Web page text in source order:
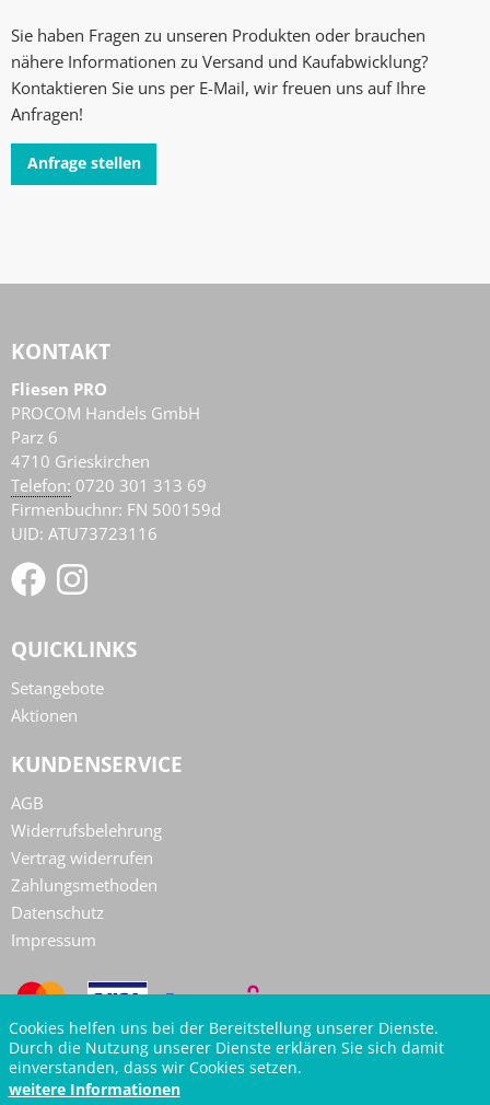
Sie haben Fragen zu unseren Produkten oder brauchen
nähere Informationen zu Versand und Kaufabwicklung?
Kontaktieren Sie uns per E-Mail, wir freuen uns auf Ihre
Anfragen!
Anfrage stellen
KONTAKT
Fliesen PRO
PROCOM Handels GmbH
Parz 6
4710 Grieskirchen
AT
Telefon: 0720 301 313 69
Firmenbuchnr: FN 500159d
UID: ATU73723116
QUICKLINKS
Setangebote
Aktionen
KUNDENSERVICE
AGB
Widerrufsbelehrung
Vertrag widerrufen
Zahlungsmethoden
Datenschutz
Impressum
Cookies helfen uns bei der Bereitstellung unserer Dienste.
Durch die Nutzung unserer Dienste erklären Sie sich damit
einverstanden, dass wir Cookies setzen.
weitere Informationen